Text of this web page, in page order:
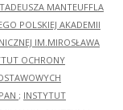
MANTEUFFLA
POLSKIEJ AKADEMII
IM.MIROSŁAWA
OCHRONY
; INSTYTUT